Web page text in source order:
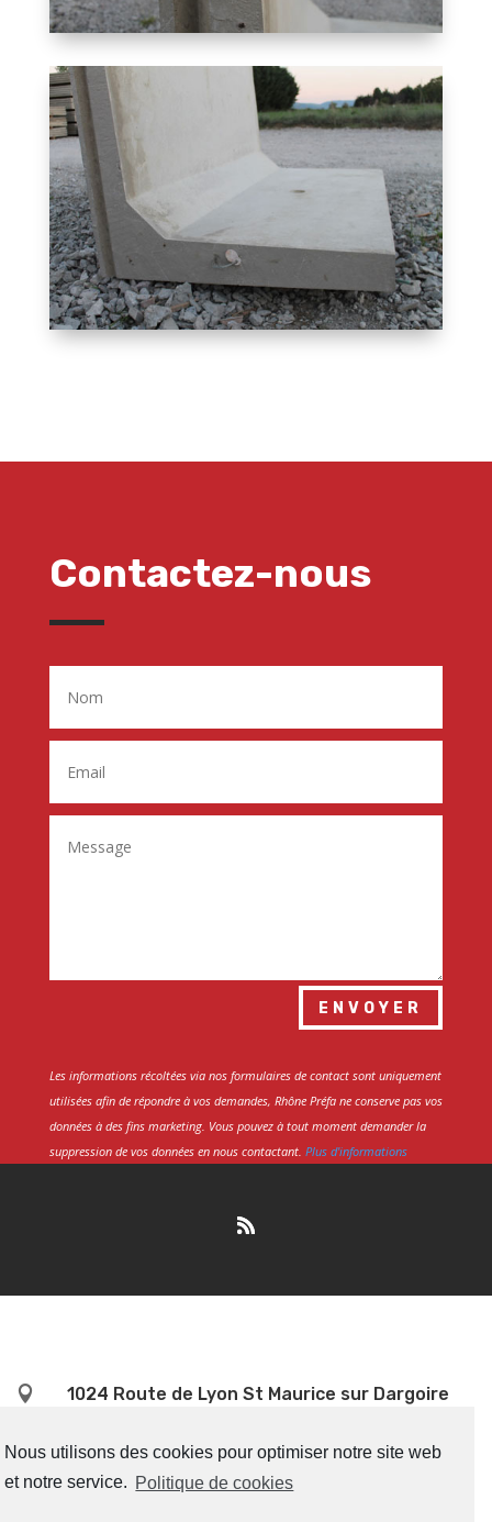
Nous utilisons des cookies pour optimiser notre site web
et notre service. Politique de cookies
Contactez-nous
ENVOYER
Les informations récoltées via nos formulaires de contact sont uniquement
utilisées afin de répondre à vos demandes, Rhône Préfa ne conserve pas vos
données à des fins marketing. Vous pouvez à tout moment demander la
suppression de vos données en nous contactant. Plus d'informations

1024 Route de Lyon St Maurice sur Dargoire